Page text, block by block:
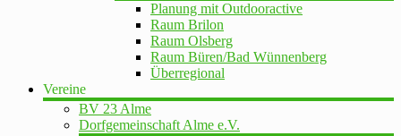
Planung mit Outdooractive
Raum Brilon
Raum Olsberg
Raum Büren/Bad Wünnenberg
Überregional
Vereine
BV 23 Alme
Dorfgemeinschaft Alme e.V.